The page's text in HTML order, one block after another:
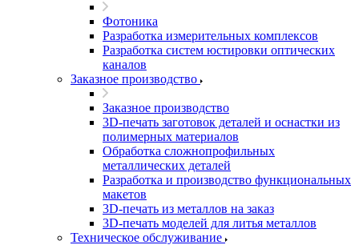
Фотоника
Разработка измерительных комплексов
Разработка систем юстировки оптических
каналов
Заказное производство
Заказное производство
3D-печать заготовок деталей и оснастки из
полимерных материалов
Обработка сложнопрофильных
металлических деталей
Разработка и производство функциональных
макетов
3D-печать из металлов на заказ
3D-печать моделей для литья металлов
Техническое обслуживание